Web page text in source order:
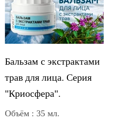
Бальзам с экстрактами
трав для лица. Серия
"Криосфера".
Объём : 35 мл.